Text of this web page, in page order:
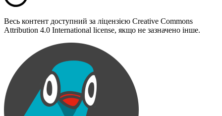
Весь контент доступний за ліцензією Creative Commons
Attribution 4.0 International license, якщо не зазначено інше.